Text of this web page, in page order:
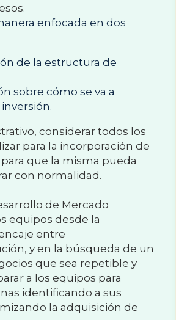
enfocada en dos
de la estructura de
sobre cómo se va a
considerar todos los
para la incorporación de
que la misma pueda
con normalidad.
de Mercado
equipos desde la
entre
y en la búsqueda de un
que sea repetible y
a los equipos para
identificando a sus
la adquisición de